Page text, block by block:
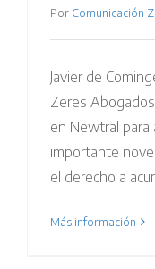
Por Comunicación
Javier de
Zeres
en Newtral para
importante
el derecho a
Más información